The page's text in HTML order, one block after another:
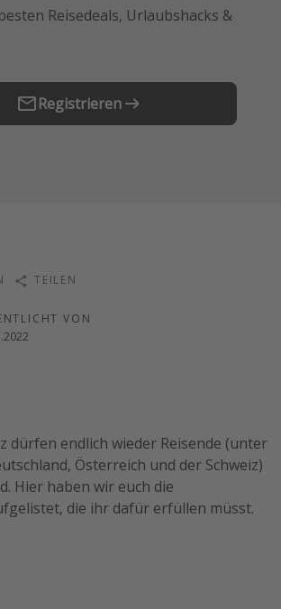
Reisedeals, Urlaubshacks &
Registrieren
Reiseschnäppchen als
VON
TEILEN
dürfen endlich wieder Reisende (unter
Österreich und der Schweiz)
Hier haben wir euch die
die ihr dafür erfüllen müsst.